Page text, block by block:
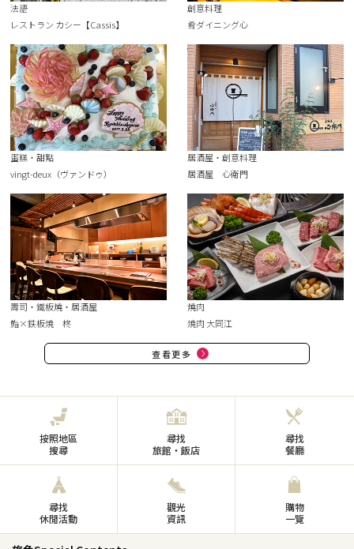
法語
レストラン カシー【Cassis】
創意料理
肴ダイニング心
蛋糕・甜點
vingt-deux（ヴァンドゥ）
居酒屋・創意料理
居酒屋 心衛門
壽司・鐵板燒・居酒屋
鮨×鉄板焼 柊
燒肉
焼肉 大同江
查看更多
按照地區
搜尋
尋找
旅館・飯店
尋找
餐廳
尋找
休閒活動
觀光
資訊
購物
一覽